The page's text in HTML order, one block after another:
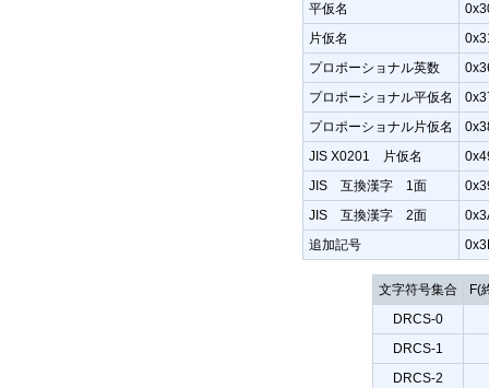
平仮名
片仮名
プロポーショナル英数
プロポーショナル平仮名
プロポーショナル片仮名
JIS X0201 片仮名
JIS 互換漢字 1面
JIS 互換漢字 2面
追加記号
文字符号集合 F(
DRCS-0
DRCS-1
DRCS-2